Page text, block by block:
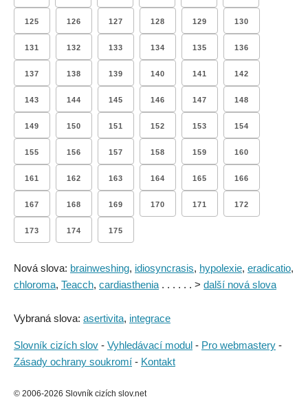
125 126 127 128 129 130
131 132 133 134 135 136
137 138 139 140 141 142
143 144 145 146 147 148
149 150 151 152 153 154
155 156 157 158 159 160
161 162 163 164 165 166
167 168 169 170 171 172
173 174 175
Nová slova: brainweshing, idiosyncrasis, hypolexie, eradicatio,
chloroma, Teacch, cardiasthenia . . . . . . > další nová slova
Vybraná slova: asertivita, integrace
Slovník cizích slov - Vyhledávací modul - Pro webmastery -
Zásady ochrany soukromí - Kontakt
© 2006-2026 Slovník cizích slov.net